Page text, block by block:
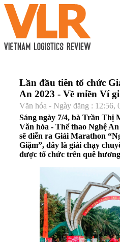
Lần đầu tiên tổ chức
An 2023 - Về miền Ví
Văn hóa - Ngày đăng : 12:56,
Sáng ngày 7/4, bà Trần Thị
Văn hóa - Thể thao Nghệ
sẽ diễn ra Giải Marathon
Giặm”, đây là giải chạy
được tổ chức trên quê